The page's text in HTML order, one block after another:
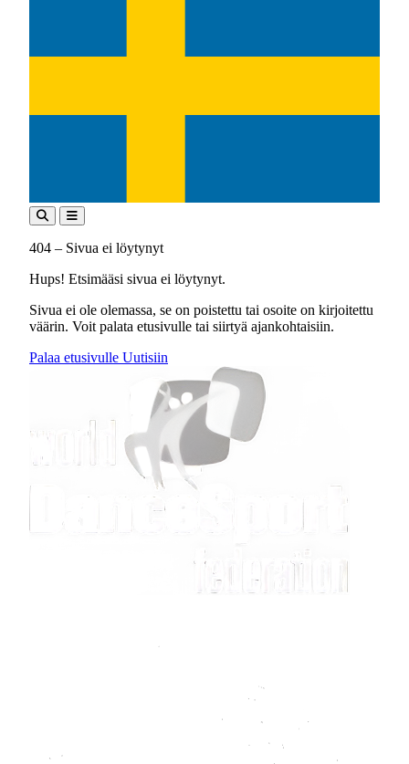
404 – Sivua ei löytynyt
Hups! Etsimääsi sivua ei löytynyt.
Sivua ei ole olemassa, se on poistettu tai osoite on kirjoitettu
väärin. Voit palata etusivulle tai siirtyä ajankohtaisiin.
Palaa etusivulle Uutisiin